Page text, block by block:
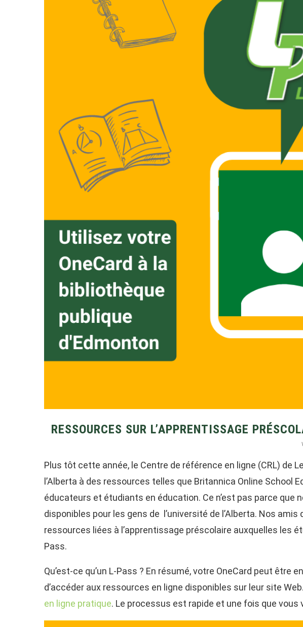
RESSOURCES SUR L’APPRENTISSAGE
Plus tôt cette année, le Centre de référence en ligne (CRL) de
l’Alberta à des ressources telles que Britannica Online School
éducateurs et étudiants en éducation. Ce n’est pas parce que
disponibles pour les gens de l’université de l’Alberta. Nos
ressources liées à l’apprentissage préscolaire auxquelles les
Pass.
Qu’est-ce qu’un L-Pass ? En résumé, votre OneCard peut être
d’accéder aux ressources en ligne disponibles sur leur site
en ligne pratique. Le processus est rapide et une fois que